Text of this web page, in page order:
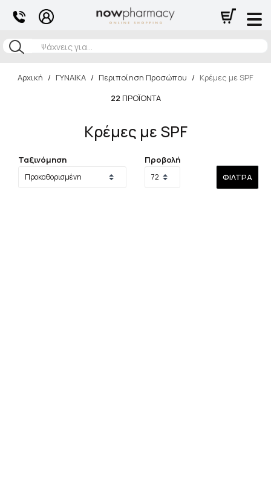
Αναζήτηση
Αρχική / ΓΥΝΑΙΚΑ / Περιποίηση Προσώπου / Κρέμες με SPF
22 ΠΡΟΪΌΝΤΑ
Κρέμες με SPF
Ταξινόμηση
Προβολή
ΦΊΛΤΡΑ